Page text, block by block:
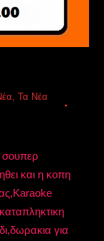
Τα Νέα
και η κοπη
για